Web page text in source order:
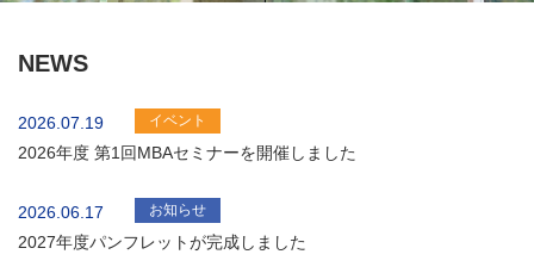
NEWS
2026.07.19 イベント
2026年度 第1回MBAセミナーを開催しました
2026.06.17 お知らせ
2027年度パンフレットが完成しました